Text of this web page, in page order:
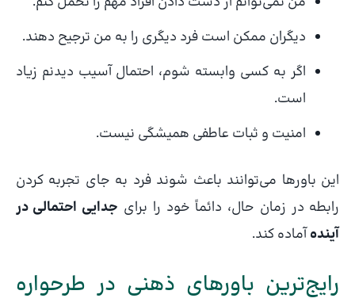
دیگران ممکن است فرد دیگری را به من ترجیح دهند.
اگر به کسی وابسته شوم، احتمال آسیب دیدنم زیاد
است.
امنیت و ثبات عاطفی همیشگی نیست.
این باورها می‌توانند باعث شوند فرد به جای تجربه کردن
رابطه در زمان حال، دائماً خود را برای جدایی احتمالی در
آیندهآماده کند.
رایج‌ترین باورهای ذهنی در طرحواره